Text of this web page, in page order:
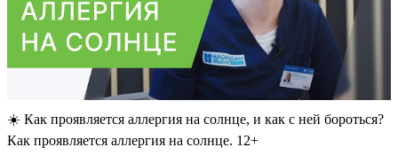
☀️ Как проявляется аллергия на солнце, и как с ней бороться?
Как проявляется аллергия на солнце. 12+